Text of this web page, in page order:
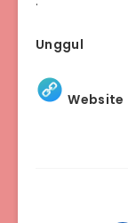
Unggul
Website